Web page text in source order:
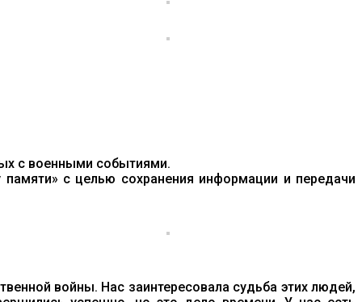
с военными событиями.
с целью сохранения информации и передачи
войны. Нас заинтересовала судьба этих людей,